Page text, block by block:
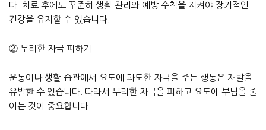
다. 치료 후에도 꾸준히 생활 관리와 예방 수칙을 지켜야 장기적인
건강을 유지할 수 있습니다.
② 무리한 자극 피하기
운동이나 생활 습관에서 요도에 과도한 자극을 주는 행동은 재발을
유발할 수 있습니다. 따라서 무리한 자극을 피하고 요도에 부담을 줄
이는 것이 중요합니다.